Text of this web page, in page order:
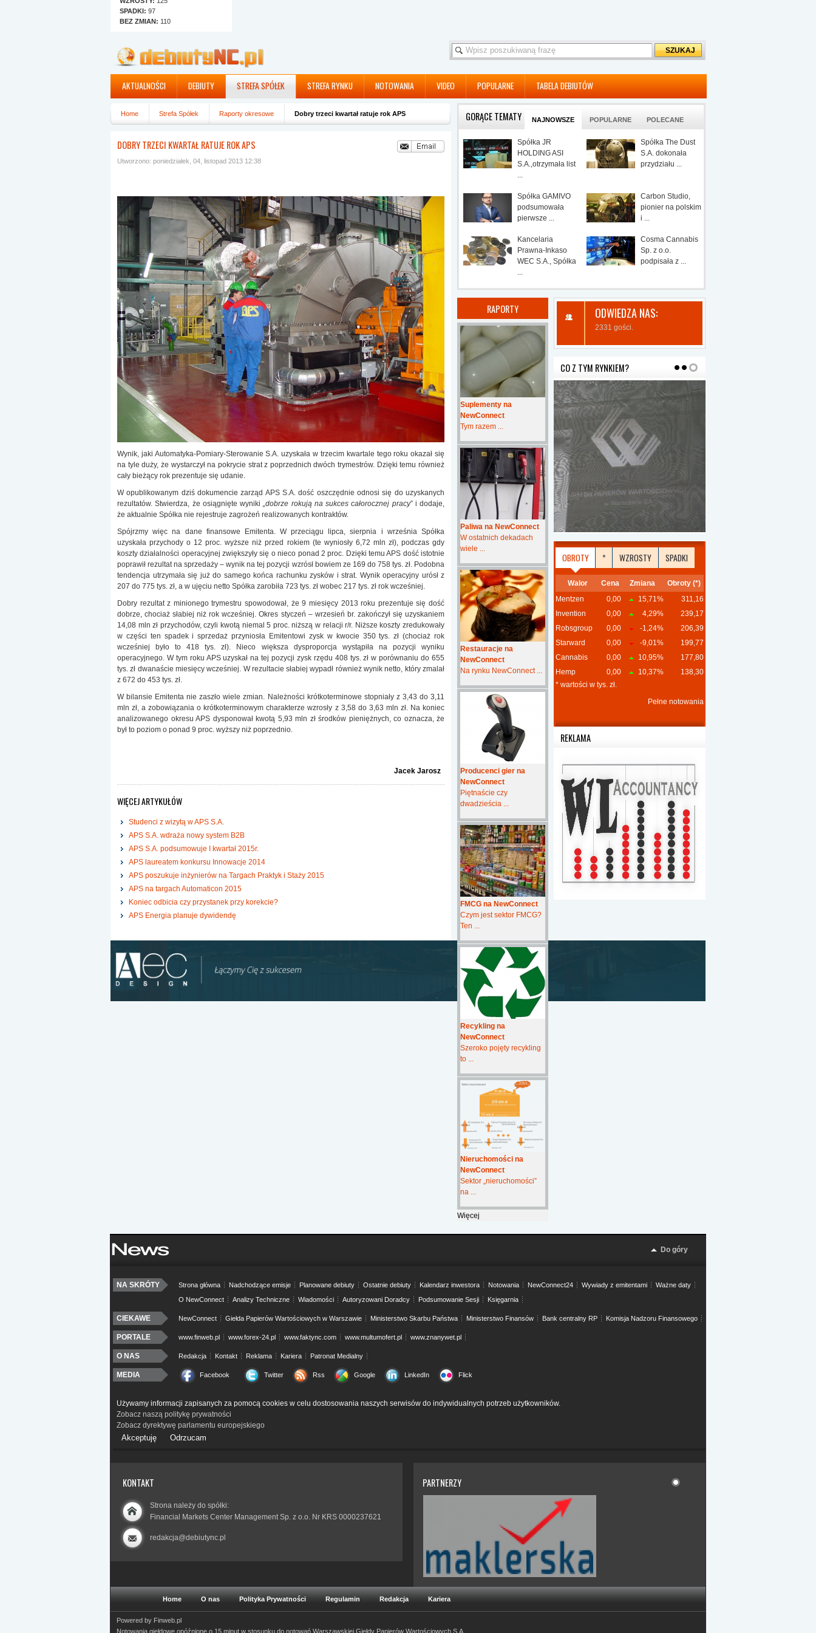
SPADKI: 97
BEZ ZMIAN: 110
AKTUALNOŚCI DEBIUTY STREFA SPÓŁEK STREFA RYNKU NOTOWANIA VIDEO POPULARNE TABELA DEBIUTÓW
Home Strefa Spółek Raporty okresowe Dobry trzeci kwartał ratuje rok APS
DOBRY TRZECI KWARTAŁ RATUJE ROK APS
Utworzono: poniedziałek, 04, listopad 2013 12:38
Wynik, jaki Automatyka-Pomiary-Sterowanie S.A. uzyskała w trzecim kwartale tego roku okazał się
na tyle duży, że wystarczył na pokrycie strat z poprzednich dwóch trymestrów. Dzięki temu również
cały bieżący rok prezentuje się udanie.
W opublikowanym dziś dokumencie zarząd APS S.A. dość oszczędnie odnosi się do uzyskanych
rezultatów. Stwierdza, że osiągnięte wyniki„dobrze rokują na sukces całorocznej pracy” i dodaje,
że aktualnie Spółka nie rejestruje zagrożeń realizowanych kontraktów.
Spójrzmy więc na dane finansowe Emitenta. W przeciągu lipca, sierpnia i września Spółka
uzyskała przychody o 12 proc. wyższe niż przed rokiem (te wyniosły 6,72 mln zł), podczas gdy
koszty działalności operacyjnej zwiększyły się o nieco ponad 2 proc. Dzięki temu APS dość istotnie
poprawił rezultat na sprzedaży – wynik na tej pozycji wzrósł bowiem ze 169 do 758 tys. zł. Podobna
tendencja utrzymała się już do samego końca rachunku zysków i strat. Wynik operacyjny urósł z
207 do 775 tys. zł, a w ujęciu netto Spółka zarobiła 723 tys. zł wobec 217 tys. zł rok wcześniej.
Dobry rezultat z minionego trymestru spowodował, że 9 miesięcy 2013 roku prezentuje się dość
dobrze, chociaż słabiej niż rok wcześniej. Okres styczeń – wrzesień br. zakończył się uzyskaniem
14,08 mln zł przychodów, czyli kwotą niemal 5 proc. niższą w relacji r/r. Niższe koszty zredukowały
w części ten spadek i sprzedaż przyniosła Emitentowi zysk w kwocie 350 tys. zł (chociaż rok
wcześniej było to 418 tys. zł). Nieco większa dysproporcja wystąpiła na pozycji wyniku
operacyjnego. W tym roku APS uzyskał na tej pozycji zysk rzędu 408 tys. zł w porównaniu do 655
tys. zł dwanaście miesięcy wcześniej. W rezultacie słabiej wypadł również wynik netto, który zmalał
z 672 do 453 tys. zł.
W bilansie Emitenta nie zaszło wiele zmian. Należności krótkoterminowe stopniały z 3,43 do 3,11
mln zł, a zobowiązania o krótkoterminowym charakterze wzrosły z 3,58 do 3,63 mln zł. Na koniec
analizowanego okresu APS dysponował kwotą 5,93 mln zł środków pieniężnych, co oznacza, że
był to poziom o ponad 9 proc. wyższy niż poprzednio.
Jacek Jarosz
WIĘCEJ ARTYKUŁÓW
Studenci z wizytą w APS S.A.
APS S.A. wdraża nowy system B2B
APS S.A. podsumowuje I kwartał 2015r.
APS laureatem konkursu Innowacje 2014
APS poszukuje inżynierów na Targach Praktyk i Staży 2015
APS na targach Automaticon 2015
Koniec odbicia czy przystanek przy korekcie?
APS Energia planuje dywidendę
GORĄCE TEMATY NAJNOWSZE POPULARNE POLECANE
Spółka JR
HOLDING ASI
S.A.,otrzymała list
...
Spółka The Dust
S.A. dokonała
przydziału ...
Spółka GAMIVO
podsumowała
pierwsze ...
Carbon Studio,
pionier na polskim
i ...
Kancelaria
Prawna-Inkaso
WEC S.A., Spółka
...
Cosma Cannabis
Sp. z o.o.
podpisała z ...
RAPORTY
Suplementy na
NewConnect
Tym razem ...
Paliwa na NewConnect
W ostatnich dekadach
wiele ...
Restauracje na
NewConnect
Na rynku NewConnect ...
Producenci gier na
NewConnect
Piętnaście czy
dwadzieścia ...
FMCG na NewConnect
Czym jest sektor FMCG?
Ten ...
Recykling na
NewConnect
Szeroko pojęty recykling
to ...
Nieruchomości na
NewConnect
Sektor „nieruchomości”
na ...
Więcej
ODWIEDZA NAS:
2331 gości.
CO Z TYM RYNKIEM?
OBROTY * WZROSTY SPADKI
Walor Cena Zmiana
Obroty (*)
Mentzen
0,00 15,71%
311,16
Invention
0,00 4,29%
239,17
Robsgroup
0,00 -1,24%
206,39
Starward
0,00 -9,01%
199,77
Cannabis
0,00 10,95%
177,80
Hemp
0,00 10,37%
138,30
* wartości w tys. zł.
Pełne notowania
REKLAMA
Do góry
NA SKRÓTY Strona główna Nadchodzące emisje Planowane debiuty Ostatnie debiuty Kalendarz inwestora Notowania NewConnect24 Wywiady z emitentami
Ważne daty
O NewConnect
Analizy Techniczne Wiadomości Autoryzowani Doradcy Podsumowanie Sesji Księgarnia
CIEKAWE NewConnect Giełda Papierów Wartościowych w Warszawie Ministerstwo Skarbu Państwa Ministerstwo Finansów Bank centralny RP Komisja Nadzoru Finansowego
PORTALE www.finweb.pl www.forex-24.pl www.faktync.com www.multumofert.pl www.znanywet.pl
O NAS Redakcja Kontakt Reklama Kariera Patronat Medialny
MEDIA Facebook Twitter Rss Google LinkedIn Flick
Używamy informacji zapisanych za pomocą cookies w celu dostosowania naszych serwisów do indywidualnych potrzeb użytkowników.
Zobacz naszą politykę prywatności
Zobacz dyrektywę parlamentu europejskiego
Akceptuję Odrzucam
KONTAKT
Strona należy do spółki:
Financial Markets Center Management Sp. z o.o. Nr KRS 0000237621
redakcja@debiutync.pl
PARTNERZY
Home O nas Polityka Prywatności Regulamin Redakcja Kariera
Powered by Finweb.pl
Notowania giełdowe opóźnione o 15 minut w stosunku do notowań Warszawskiej Giełdy Papierów Wartościowych S.A.